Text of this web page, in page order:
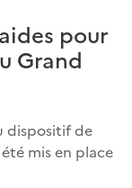
pour
Grand
dispositif de
mis en place